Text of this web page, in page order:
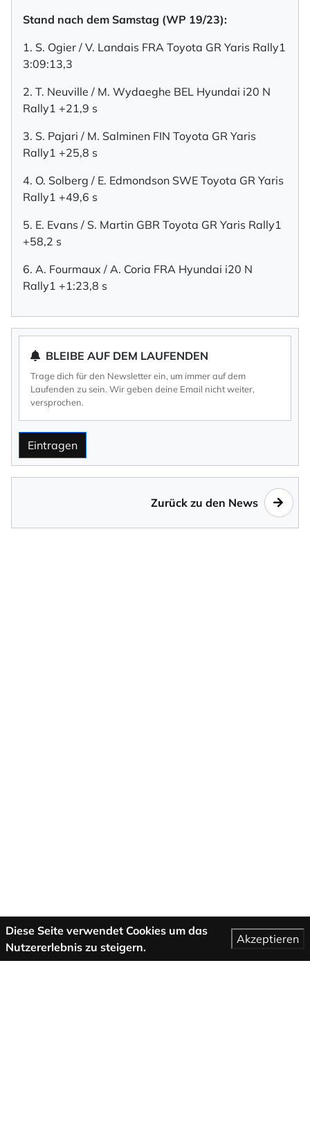
Stand nach dem Samstag (WP 19/23):
1. S. Ogier / V. Landais FRA Toyota GR Yaris Rally1
3:09:13,3
2. T. Neuville / M. Wydaeghe BEL Hyundai i20 N
Rally1 +21,9 s
3. S. Pajari / M. Salminen FIN Toyota GR Yaris
Rally1 +25,8 s
4. O. Solberg / E. Edmondson SWE Toyota GR Yaris
Rally1 +49,6 s
5. E. Evans / S. Martin GBR Toyota GR Yaris Rally1
+58,2 s
6. A. Fourmaux / A. Coria FRA Hyundai i20 N
Rally1 +1:23,8 s
BLEIBE AUF DEM LAUFENDEN
Trage dich für den Newsletter ein, um immer auf dem
Laufenden zu sein. Wir geben deine Email nicht weiter,
versprochen.
Eintragen
Zurück zu den News
Diese Seite verwendet Cookies um das
Nutzererlebnis zu steigern.
Akzeptieren